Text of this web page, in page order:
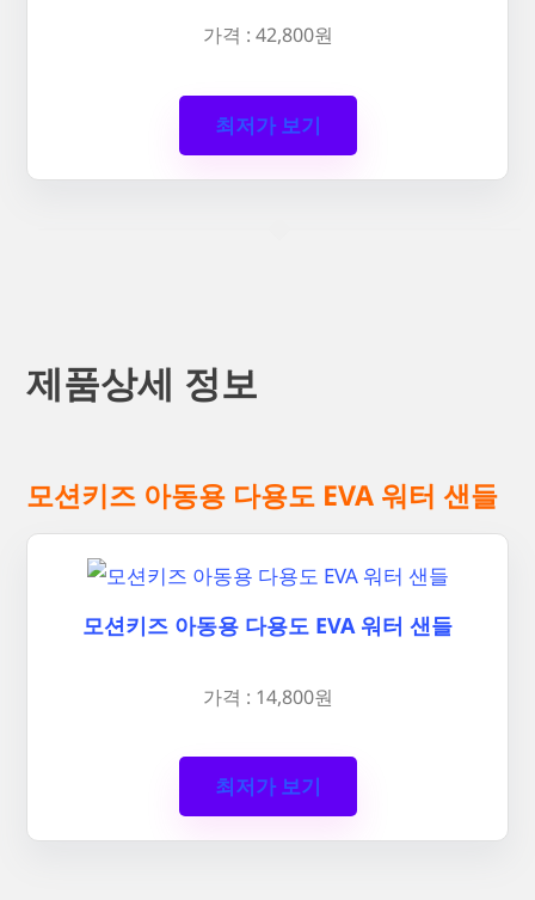
가격 : 42,800원
최저가 보기
제품상세 정보
모션키즈 아동용 다용도 EVA 워터 샌들
모션키즈 아동용 다용도 EVA 워터 샌들
가격 : 14,800원
최저가 보기